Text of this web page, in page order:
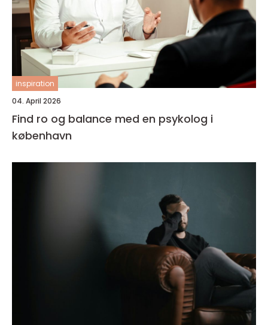
inspiration
04. April 2026
Find ro og balance med en psykolog i
københavn